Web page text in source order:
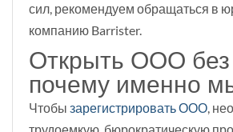
сил, рекомендуем обращаться в
компанию Barrister.
Открыть ООО
почему именно
Чтобы зарегистрировать ООО,